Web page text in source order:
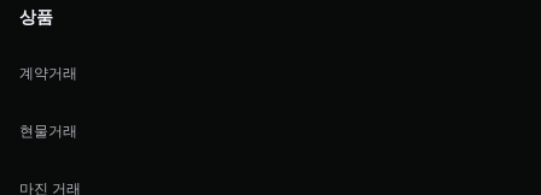
상품
계약거래
현물거래
마진 거래